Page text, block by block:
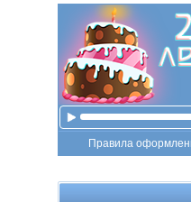
Правила